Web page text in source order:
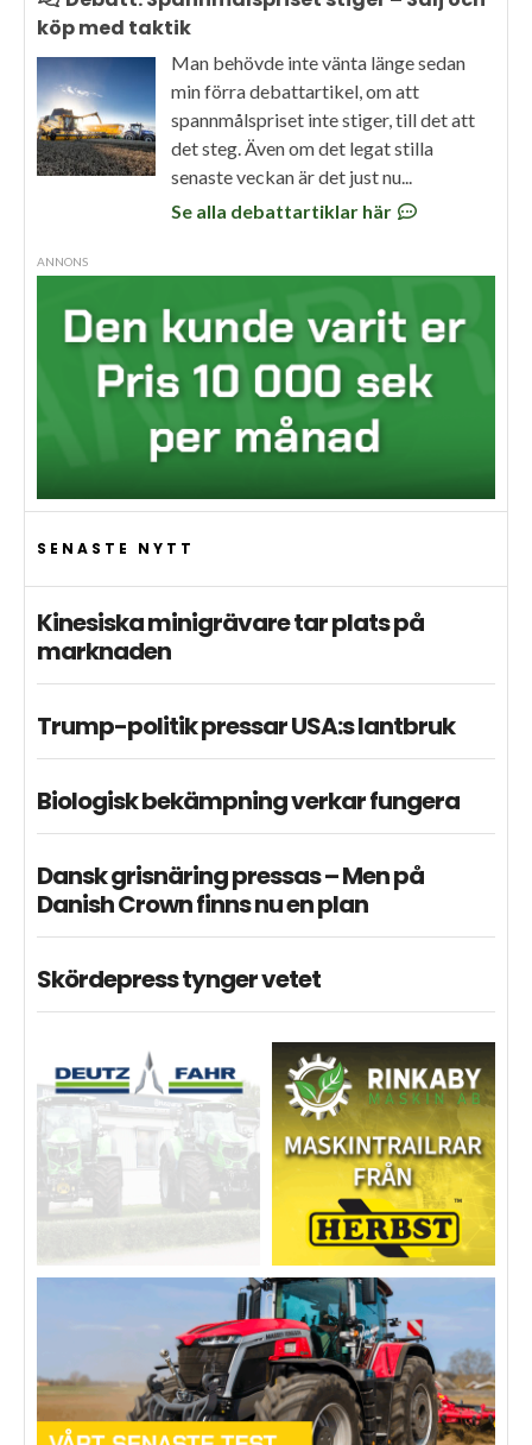
köp med taktik
Man behövde inte vänta länge sedan
min förra debattartikel, om att
spannmålspriset inte stiger, till det att
det steg. Även om det legat stilla
senaste veckan är det just nu...
Se alla debattartiklar här
ANNONS
SENASTE NYTT
Kinesiska minigrävare tar plats på
marknaden
Trump-politik pressar USA:s lantbruk
Biologisk bekämpning verkar fungera
Dansk grisnäring pressas – Men på
Danish Crown finns nu en plan
Skördepress tynger vetet